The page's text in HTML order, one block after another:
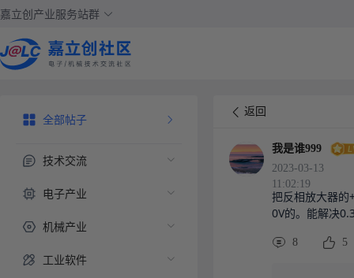
嘉立创产业服务站群
全部帖子
技术交流
电子产业
机械产业
工业软件
返回
我是谁999
2023-03-13
11:02:19
把反相放大器的
0V的。能解决
8 5